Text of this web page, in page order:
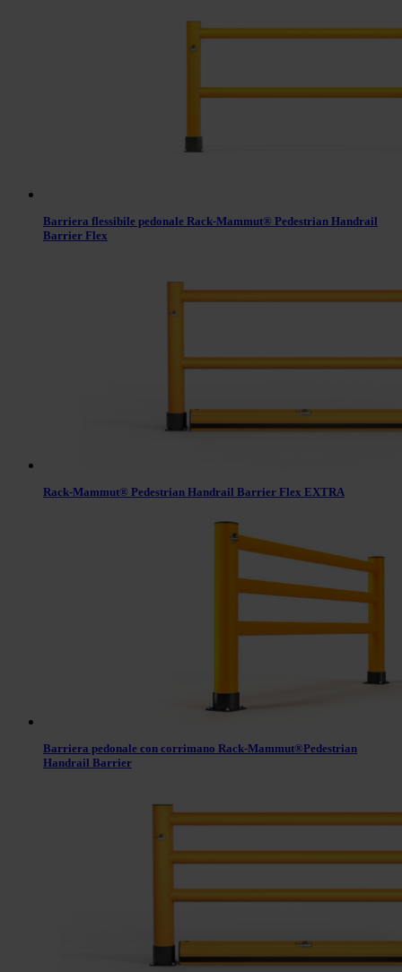
Barriera flessibile pedonale Rack-Mammut® Pedestrian Handrail
Barrier Flex
Rack-Mammut® Pedestrian Handrail Barrier Flex EXTRA
Barriera pedonale con corrimano Rack-Mammut®Pedestrian
Handrail Barrier